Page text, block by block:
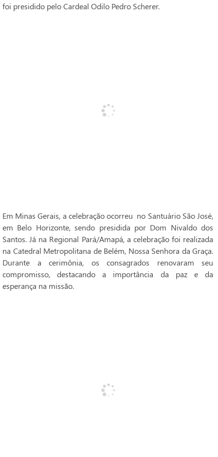
foi presidido pelo Cardeal Odilo Pedro Scherer.
Em Minas Gerais, a celebração ocorreu no Santuário São José,
em Belo Horizonte, sendo presidida por Dom Nivaldo dos
Santos. Já na Regional Pará/Amapá, a celebração foi realizada
na Catedral Metropolitana de Belém, Nossa Senhora da Graça.
Durante a cerimônia, os consagrados renovaram seu
compromisso, destacando a importância da paz e da
esperança na missão.